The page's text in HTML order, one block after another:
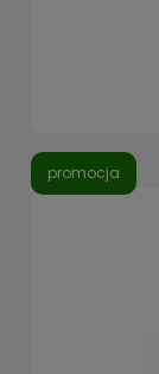
promocja